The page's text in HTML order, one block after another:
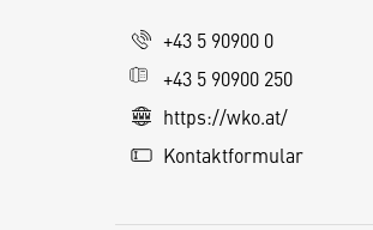
+43 5 90900 0
+43 5 90900 250
https://wko.at/
Kontaktformular